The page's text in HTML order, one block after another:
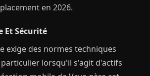
en 2026.
Et Sécurité
exige des normes techniques
lorsqu'il s'agit d'actifs